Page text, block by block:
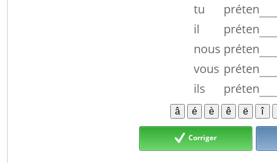
tu
préten
il
préten
nous préten
vous préten
ils
préten
Corriger